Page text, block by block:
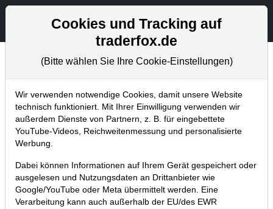
Aktien- und Artikelsuche
Chartanalysen
Home Blog Chartanalysen
Chartanalyse BYD: Zitterpartie
steigt – 80% Kurspotenzial oder
30% Risiko?
24.05.2019 um 17:49 Uhr | P. Uhlschmied
Cookies und Tracking auf
traderfox.de
(Bitte wählen Sie Ihre Cookie-Einstellungen)
Wir verwenden notwendige Cookies, damit unsere Website
technisch funktioniert. Mit Ihrer Einwilligung verwenden wir
außerdem Dienste von Partnern, z. B. für eingebettete
YouTube-Videos, Reichweitenmessung und personalisierte
Werbung.
Dabei können Informationen auf Ihrem Gerät gespeichert oder
ausgelesen und Nutzungsdaten an Drittanbieter wie
Google/YouTube oder Meta übermittelt werden. Eine
Verarbeitung kann auch außerhalb der EU/des EWR